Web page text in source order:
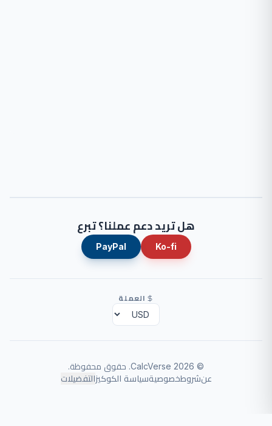
هل تريد دعم عملنا؟ تبرع
Ko-fi
PayPal
العملة
©
2026
CalcVerse
. حقوق محفوظة.
عنشروطخصوصيةسياسة الكوكيزالتفضيلات